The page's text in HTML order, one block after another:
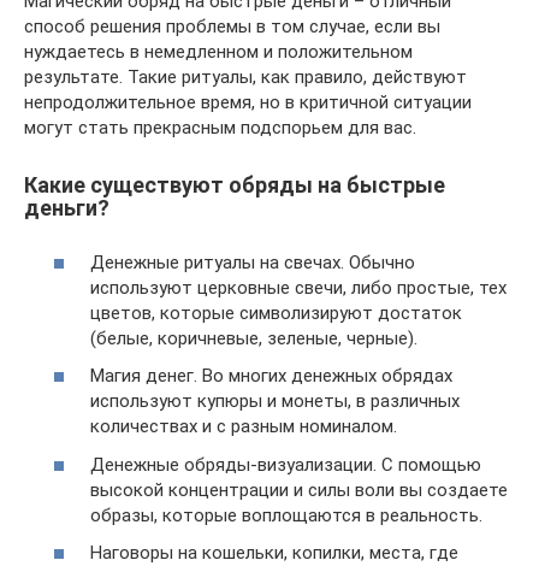
способ решения проблемы в том случае, если вы
нуждаетесь в немедленном и положительном
результате. Такие ритуалы, как правило, действуют
непродолжительное время, но в критичной ситуации
могут стать прекрасным подспорьем для вас.
Какие существуют обряды на быстрые
деньги?
Денежные ритуалы на свечах. Обычно
используют церковные свечи, либо простые, тех
цветов, которые символизируют достаток
(белые, коричневые, зеленые, черные).
Магия денег. Во многих денежных обрядах
используют купюры и монеты, в различных
количествах и с разным номиналом.
Денежные обряды-визуализации. С помощью
высокой концентрации и силы воли вы создаете
образы, которые воплощаются в реальность.
Наговоры на кошельки, копилки, места, где